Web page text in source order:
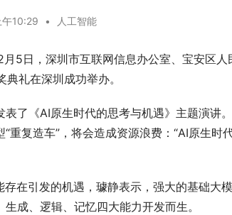
10:29 • 人工智能
5日，深圳市互联网信息办公室、宝安区
礼在深圳成功举办。
表了《AI原生时代的思考与机遇》主题演讲
重复造车”，将会造成资源浪费：“AI原生
在引发的机遇，璩静表示，强大的基础大
成、逻辑、记忆四大能力开发而生。